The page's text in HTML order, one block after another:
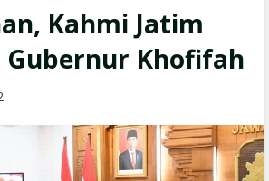
Kahmi Jatim
Gubernur Khofifah